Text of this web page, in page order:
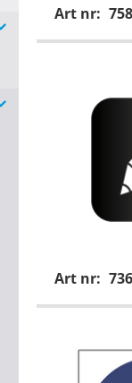
Art nr:
Art nr: